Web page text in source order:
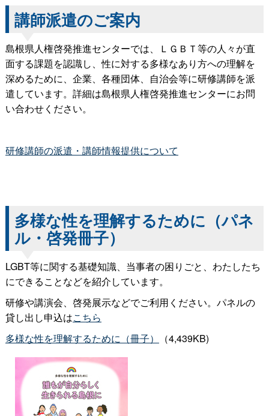
講師派遣のご案内
島根県人権啓発推進センターでは、ＬＧＢＴ等の人々が直
面する課題を認識し、性に対する多様なあり方への理解を
深めるために、企業、各種団体、自治会等に研修講師を派
遣しています。詳細は島根県人権啓発推進センターにお問
い合わせください。
研修講師の派遣・講師情報提供について
多様な性を理解するために（パネ
ル・啓発冊子）
LGBT等に関する基礎知識、当事者の困りごと、わたしたち
にできることなどを紹介しています。
研修や講演会、啓発展示などでご利用ください。パネルの
貸し出し申込はこちら
多様な性を理解するために（冊子）
（4,439KB)